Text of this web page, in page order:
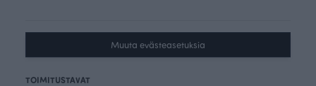
Muuta evästeasetuksia
TOIMITUSTAVAT